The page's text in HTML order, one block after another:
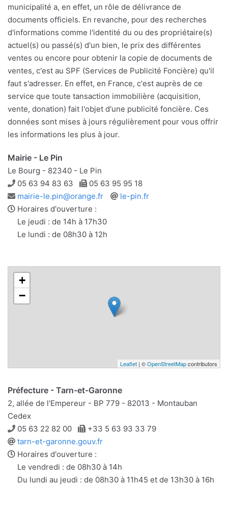
municipalité a, en effet, un rôle de délivrance de
documents officiels. En revanche, pour des recherches
d'informations comme l'identité du ou des propriétaire(s)
actuel(s) ou passé(s) d'un bien, le prix des différentes
ventes ou encore pour obtenir la copie de documents de
ventes, c'est au SPF (Services de Publicité Foncière) qu'il
faut s'adresser. En effet, en France, c'est auprès de ce
service que toute tansaction immobilière (acquisition,
vente, donation) fait l'objet d'une publicité foncière. Ces
données sont mises à jours régulièrement pour vous offrir
les informations les plus à jour.
Mairie - Le Pin
Le Bourg - 82340 - Le Pin
Téléphone
05 63 94 83 63 Télécopie
05 63 95 95 18
Adresse
e-
mail
mairie-le.pin@orange.fr
Site
le-pin.fr
Horaires d'ouverture :
Le jeudi : de 14h à 17h30
Le lundi : de 08h30 à 12h
+
−
Leaflet | ©OpenStreetMapcontributors
Préfecture - Tarn-et-Garonne
2, allée de l'Empereur - BP 779 - 82013 - Montauban
Cedex
Téléphone
05 63 22 82 00 Télécopie
+33 5 63 93 33 79
Site
web
tarn-et-garonne.gouv.fr
Horaires d'ouverture :
Le vendredi : de 08h30 à 14h
Du lundi au jeudi : de 08h30 à 11h45 et de 13h30 à 16h